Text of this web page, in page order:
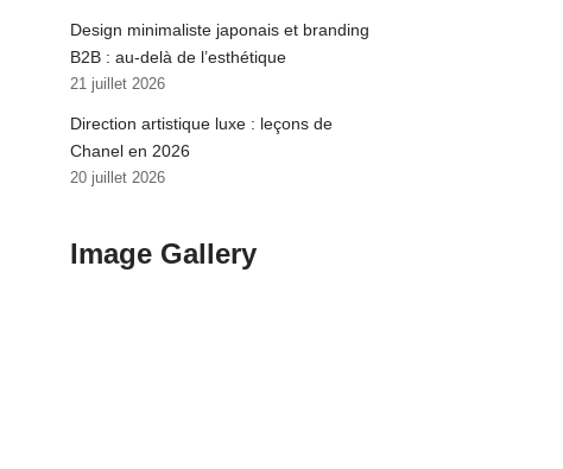
Design minimaliste japonais et branding
B2B : au-delà de l’esthétique
21 juillet 2026
Direction artistique luxe : leçons de
Chanel en 2026
20 juillet 2026
Image Gallery